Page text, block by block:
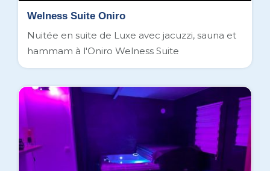
Welness Suite Oniro
Nuitée en suite de Luxe avec jacuzzi, sauna et
hammam à l'Oniro Welness Suite